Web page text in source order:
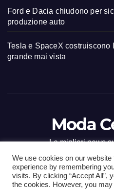
Ford e Dacia chiudono per
produzione auto
Tesla e SpaceX costruiscono
grande mai vista
Moda
Le migliori news
We use cookies on our
experience by remembering
visits. By clicking “Accept All”,
the cookies. However, you